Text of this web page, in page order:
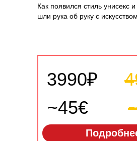
Как появился стиль унисекс
шли рука об руку с
3990₽
~45€